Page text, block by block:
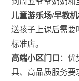
儿童游乐场/早教
送孩子上课后需要
标准店。
高端小区门口 ：优
具、高品质服务要